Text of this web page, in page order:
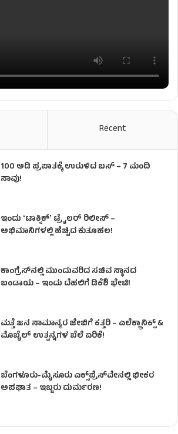
Recent
100 ಅಡಿ ಪ್ರಪಾತಕ್ಕೆ ಉರುಳಿದ ಬಸ್‌ – 7 ಮಂದಿ
ಸಾವು!
ಇಂದು ʻಟಾಕ್ಸಿಕ್ʼ ಟ್ರೈಲರ್ ರಿಲೀಸ್‌ –
ಅಭಿಮಾನಿಗಳಲ್ಲಿ ಹೆಚ್ಚಿದ ಕುತೂಹಲ!
ಕಾಂಗ್ರೆಸ್​ನಲ್ಲಿ ಮುಂದುವರಿದ ಸಚಿವ ಸ್ಥಾನದ
ಬಂಡಾಯ – ಇಂದು ದೆಹಲಿಗೆ ಡಿಕೆಶಿ ಭೇಟಿ!
ಮತ್ತೆ ಜನ ಸಾಮಾನ್ಯರ ಜೇಬಿಗೆ ಕತ್ತರಿ – ಎಲೆಕ್ಟ್ರಾನಿಕ್ಸ್ &
ಮೊಬೈಲ್ ಉತ್ಪನ್ನಗಳ ಬೆಲೆ ಏರಿಕೆ!
ಬೆಂಗಳೂರು-ಮೈಸೂರು ಎಕ್ಸ್‌ಪ್ರೆಸ್‌ವೇನಲ್ಲಿ ಭೀಕರ
ಅಪಘಾತ – ಇಬ್ಬರು ದುರ್ಮರಣ!